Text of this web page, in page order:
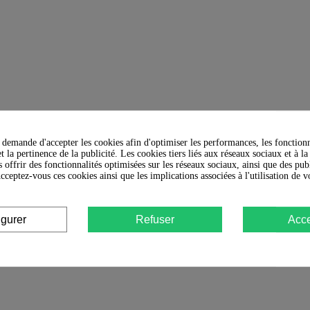
demande d'accepter les cookies afin d'optimiser les performances, les
la pertinence de la publicité. Les cookies tiers liés aux réseaux sociaux et à
offrir des fonctionnalités optimisées sur les réseaux sociaux, ainsi que des
vous ces cookies ainsi que les implications associées à l'utilisation de
Refuser